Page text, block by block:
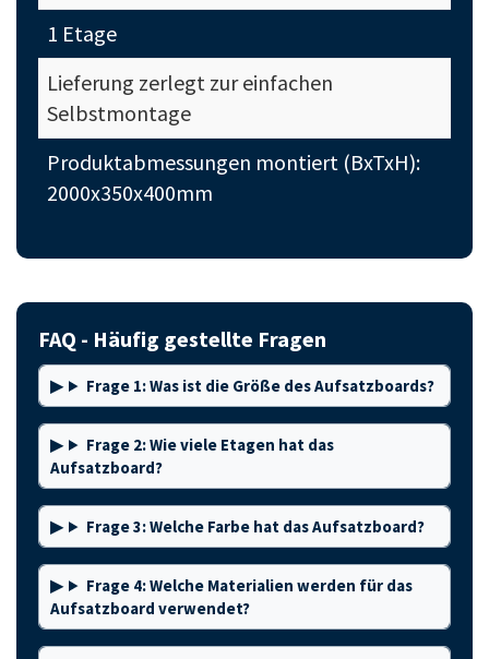
1 Etage
Lieferung zerlegt zur einfachen
Selbstmontage
Produktabmessungen montiert (BxTxH):
2000x350x400mm
FAQ - Häufig gestellte Fragen
Frage 1: Was ist die Größe des Aufsatzboards?
Frage 2: Wie viele Etagen hat das
Aufsatzboard?
Frage 3: Welche Farbe hat das Aufsatzboard?
Frage 4: Welche Materialien werden für das
Aufsatzboard verwendet?